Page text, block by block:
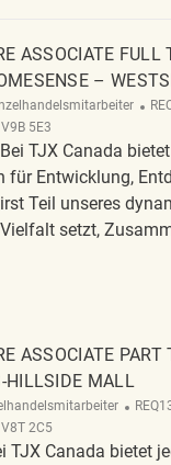
ASSOCIATE FULL
–
5E3
TJX Canada
für Entwicklung,
Teil unseres
setzt,
Associate Full Time
ASSOCIATE PART
HILLSIDE MALL
ReqId
2C5
TJX Canada bietet